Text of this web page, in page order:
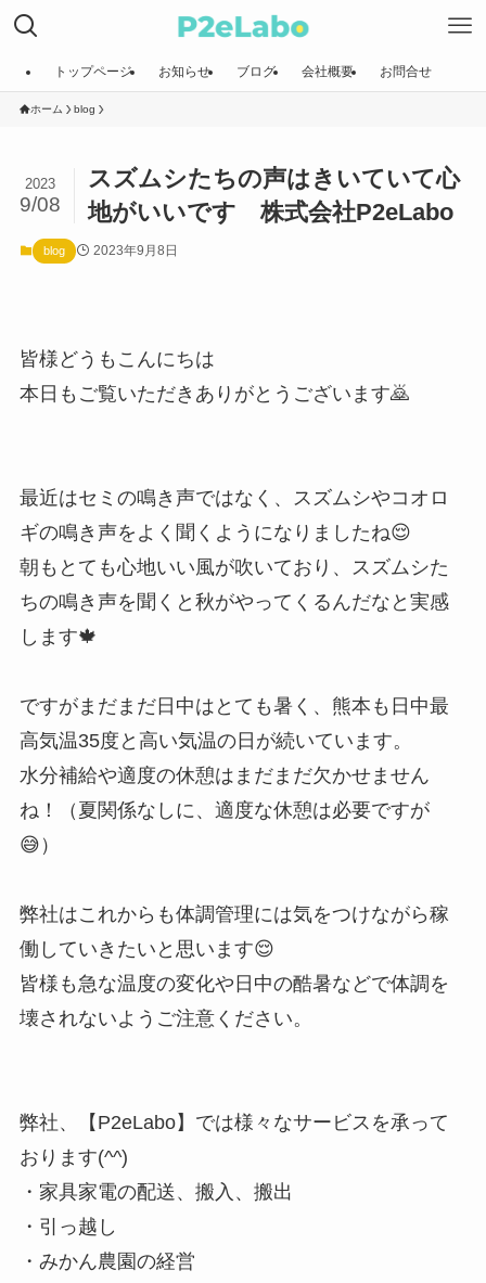
トップページ お知らせ ブログ 会社概要 お問合せ
ホーム blog
スズムシたちの声はきいていて心
地がいいです 株式会社P2eLabo
2023
9/08
blog 2023年9月8日
皆様どうもこんにちは
本日もご覧いただきありがとうございます🙇
最近はセミの鳴き声ではなく、スズムシやコオロ
ギの鳴き声をよく聞くようになりましたね😌
朝もとても心地いい風が吹いており、スズムシた
ちの鳴き声を聞くと秋がやってくるんだなと実感
します🍁
ですがまだまだ日中はとても暑く、熊本も日中最
高気温35度と高い気温の日が続いています。
水分補給や適度の休憩はまだまだ欠かせません
ね！（夏関係なしに、適度な休憩は必要ですが
😅）
弊社はこれからも体調管理には気をつけながら稼
働していきたいと思います😌
皆様も急な温度の変化や日中の酷暑などで体調を
壊されないようご注意ください。
弊社、【P2eLabo】では様々なサービスを承って
おります(^^)
・家具家電の配送、搬入、搬出
・引っ越し
・みかん農園の経営